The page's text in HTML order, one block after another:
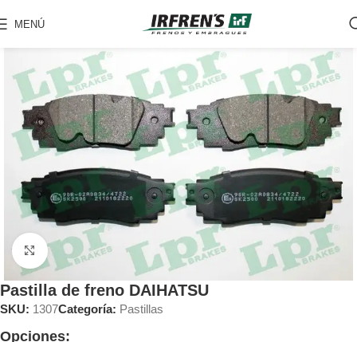
MENÚ
Clic para ampliar
Pastilla de freno DAIHATSU
SKU: 1307Categoría: Pastillas
Opciones: